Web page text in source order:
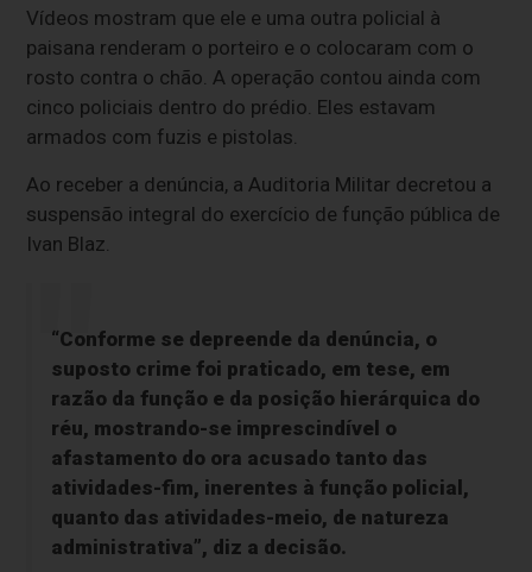
Vídeos mostram que ele e uma outra policial à
paisana renderam o porteiro e o colocaram com o
rosto contra o chão. A operação contou ainda com
cinco policiais dentro do prédio. Eles estavam
armados com fuzis e pistolas.
Ao receber a denúncia, a Auditoria Militar decretou a
suspensão integral do exercício de função pública de
Ivan Blaz.
“Conforme se depreende da denúncia, o
suposto crime foi praticado, em tese, em
razão da função e da posição hierárquica do
réu, mostrando-se imprescindível o
afastamento do ora acusado tanto das
atividades-fim, inerentes à função policial,
quanto das atividades-meio, de natureza
administrativa”, diz a decisão.